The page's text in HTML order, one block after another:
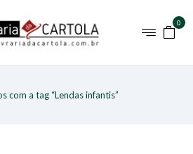
0
com a tag “Lendas infantis”